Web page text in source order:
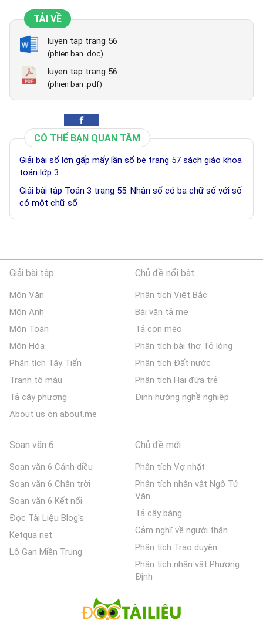
TẢI VỀ
luyen tap trang 56
(phien ban .doc)
luyen tap trang 56
(phien ban .pdf)
CÓ THỂ BẠN QUAN TÂM
Giải bài số lớn gấp mấy lần số bé trang 57 sách giáo khoa
toán lớp 3
Giải bài tập Toán 3 trang 55: Nhân số có ba chữ số với số
có một chữ số
Giải bài tập
Môn Văn
Môn Anh
Môn Toán
Môn Hóa
Phân tích Tây Tiến
Tranh tô màu
Tả cây phượng
About us on about.me
Chủ đề nổi bật
Phân tích Việt Bắc
Bài văn tả mẹ
Tả con mèo
Phân tích bài thơ Tỏ lòng
Phân tích Đất nước
Phân tích Hai đứa trẻ
Định hướng nghề nghiệp
Soạn văn 6
Soạn văn 6 Cánh diều
Soạn văn 6 Chân trời
Soạn văn 6 Kết nối
Đọc Tài Liệu Blog's
Ketqua net
Lô Gan Miền Trung
Chủ đề mới
Phân tích Vợ nhặt
Phân tích nhân vật Ngô Tử
Văn
Tả cây bàng
Cảm nghĩ về người thân
Phân tích Trao duyên
Phân tích nhân vật Phương
Định